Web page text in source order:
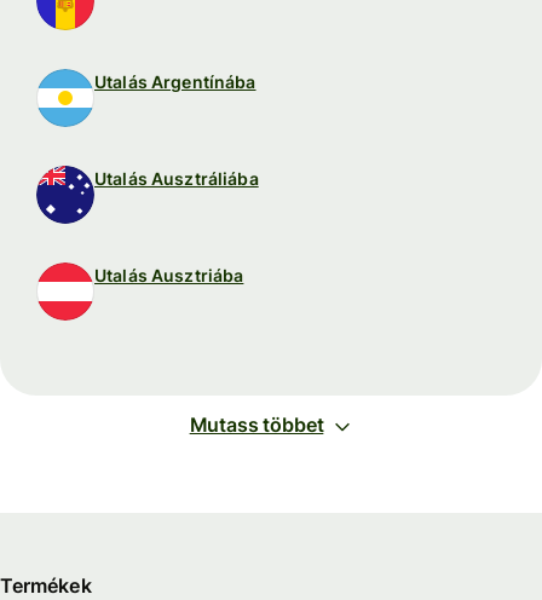
Utalás Argentínába
Utalás Ausztráliába
Utalás Ausztriába
Mutass többet
Termékek